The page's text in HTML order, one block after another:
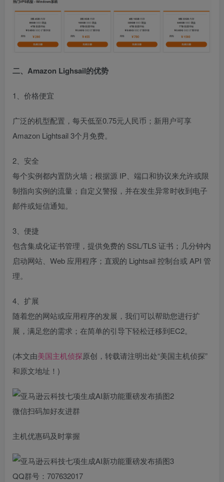
二、Amazon Lighsail的优势
1、价格便宜
广泛的机型配置，每天低至0.75元人民币；新用户可享
Amazon Lightsail 3个月免费。
2、安全
每个实例都内置防火墙；根据源 IP、端口和协议来允许或限
制指向实例的流量；自定义警报，并在发生异常时收到电子
邮件或短信通知。
3、便捷
包含集成化证书管理，提供免费的 SSL/TLS 证书；几分钟内
启动网站、Web 应用程序；直观的 Lightsail 控制台或 API 管
理。
4、扩展
随着您的网站或应用程序的发展，我们可以帮助您进行扩
展，满足您的需求；在简单的引导下轻松迁移到EC2。
(本文由美国主机侦探原创，转载请注明出处“美国主机侦探”
和原文地址！)
微信扫码加好友进群
主机优惠码及时掌握
QQ群号：707632017